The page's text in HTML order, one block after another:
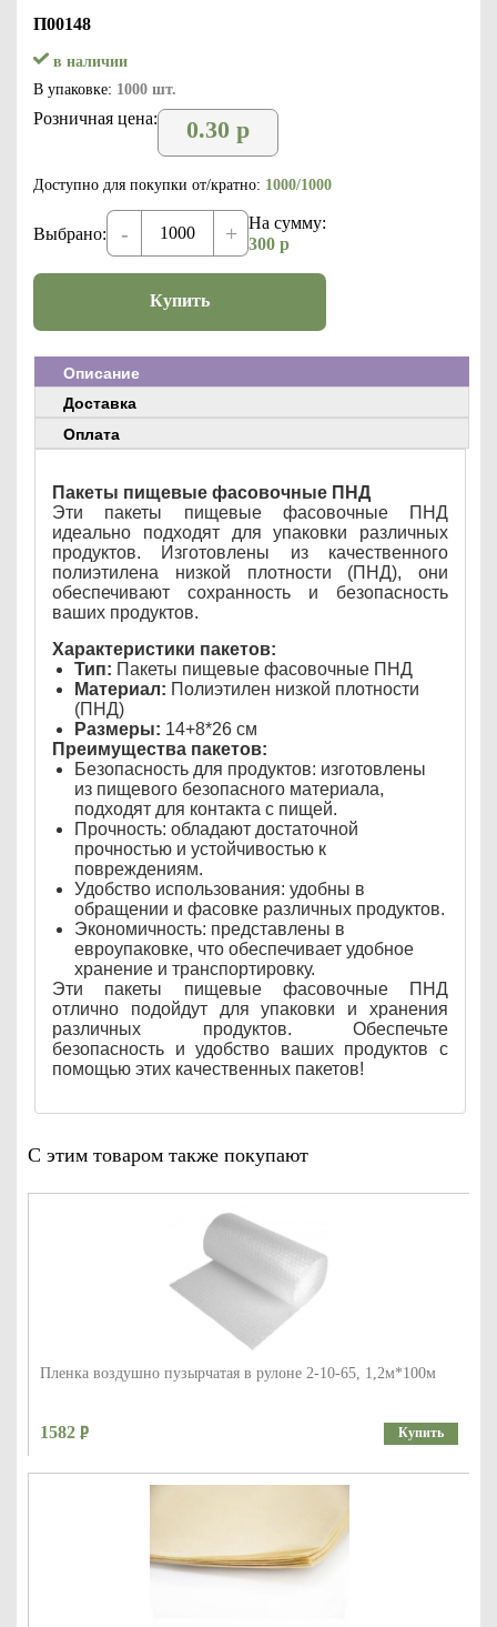
П00148
в наличии
В упаковке: 1000 шт.
Розничная цена: 0.30 р
Доступно для покупки от/кратно: 1000/1000
Выбрано: - +
На сумму:
300 р
Купить
Описание
Доставка
Оплата
Пакеты пищевые фасовочные ПНД
Эти пакеты пищевые фасовочные ПНД
идеально подходят для упаковки различных
продуктов. Изготовлены из качественного
полиэтилена низкой плотности (ПНД), они
обеспечивают сохранность и безопасность
ваших продуктов.
Характеристики пакетов:
Тип: Пакеты пищевые фасовочные ПНД
Материал: Полиэтилен низкой плотности
(ПНД)
Размеры: 14+8*26 см
Преимущества пакетов:
Безопасность для продуктов: изготовлены
из пищевого безопасного материала,
подходят для контакта с пищей.
Прочность: обладают достаточной
прочностью и устойчивостью к
повреждениям.
Удобство использования: удобны в
обращении и фасовке различных продуктов.
Экономичность: представлены в
евроупаковке, что обеспечивает удобное
хранение и транспортировку.
Эти пакеты пищевые фасовочные ПНД
отлично подойдут для упаковки и хранения
различных продуктов. Обеспечьте
безопасность и удобство ваших продуктов с
помощью этих качественных пакетов!
С этим товаром также покупают
Пленка воздушно пузырчатая в рулоне 2-10-65, 1,2м*100м
1582 Купить